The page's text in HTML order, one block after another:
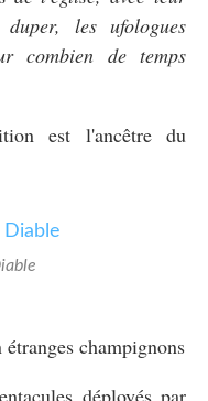
duper, les ufologues
combien de temps
est l'ancêtre du
champignons
déployés par